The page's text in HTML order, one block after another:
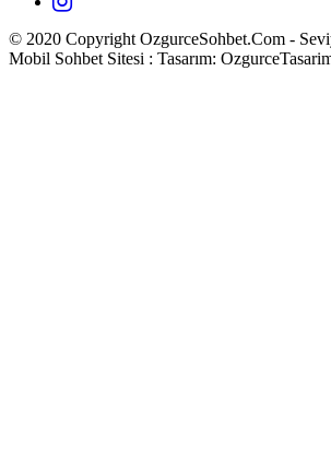
© 2020 Copyright OzgurceSohbet.Com -
Mobil Sohbet Sitesi : Tasarım: